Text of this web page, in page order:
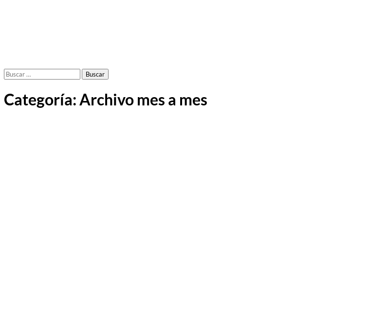
Buscar:
Categoría:Archivo mes a mes